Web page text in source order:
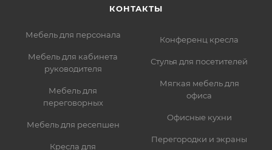
КОНТАКТЫ
Мебель для персонала
Мебель для кабинета
руководителя
Мебель для
переговорных
Мебель для ресепшен
Кресла для
Конференц кресла
Стулья для посетителей
Мягкая мебель для
офиса
Офисные кухни
Перегородки и экраны